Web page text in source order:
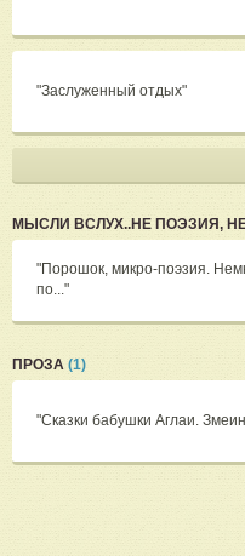
"Заслуженный отдых"
МЫСЛИ ВСЛУХ..НЕ ПОЭЗИЯ,
"Порошок, микро-поэзия.
по..."
ПРОЗА (1)
"Сказки бабушки Аглаи.